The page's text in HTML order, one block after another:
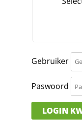
Gebruiker
Paswoord
LOGIN